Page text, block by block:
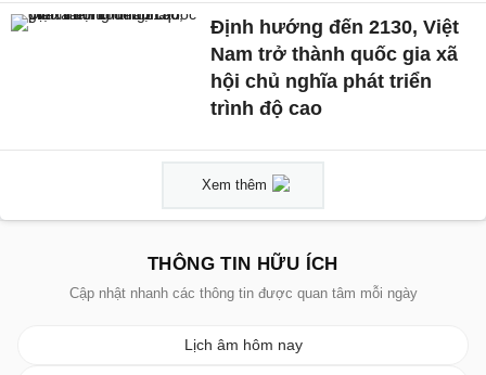
Định hướng đến 2130, Việt
Nam trở thành quốc gia xã
hội chủ nghĩa phát triển
trình độ cao
Xem thêm
THÔNG TIN HỮU ÍCH
Cập nhật nhanh các thông tin được quan tâm mỗi ngày
Lịch âm hôm nay